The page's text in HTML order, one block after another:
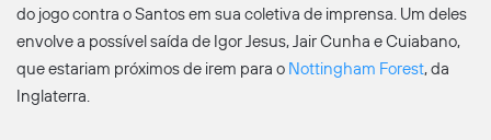
do jogo contra o Santos em sua coletiva de imprensa. Um deles
envolve a possível saída de Igor Jesus, Jair Cunha e Cuiabano,
que estariam próximos de irem para o Nottingham Forest, da
Inglaterra.